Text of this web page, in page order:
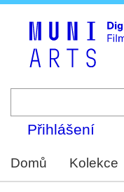
Přihlášení
Domů Kolekce